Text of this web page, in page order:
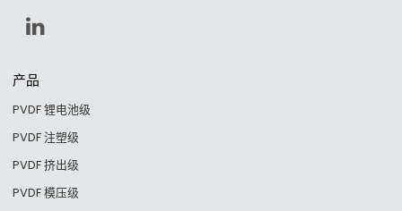
产品
PVDF 锂电池级
PVDF 注塑级
PVDF 挤出级
PVDF 模压级